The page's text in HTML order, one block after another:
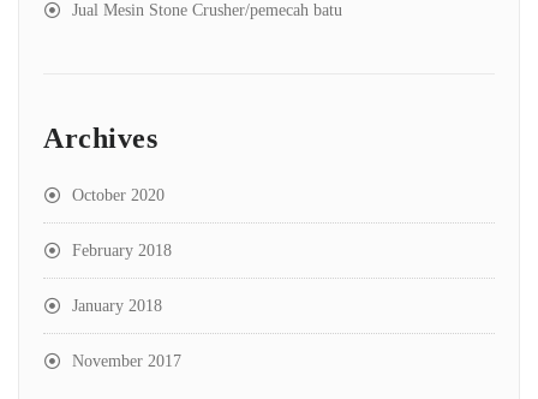
Jual Mesin Stone Crusher/pemecah batu
Archives
October 2020
February 2018
January 2018
November 2017